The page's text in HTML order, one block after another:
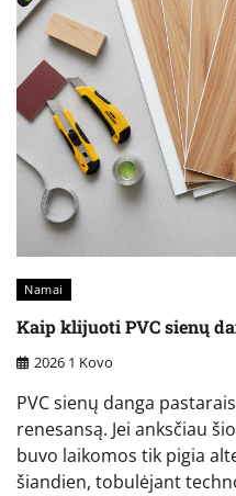
Namai
Kaip klijuoti PVC sienų
2026 1 Kovo
PVC sienų danga
renesansą. Jei anksčiau
buvo laikomos tik pigia
šiandien, tobulėjant